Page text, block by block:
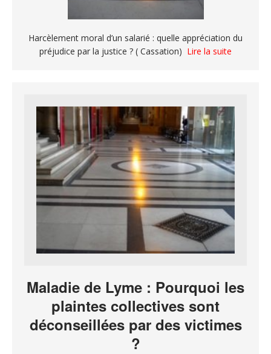
Harcèlement moral d’un salarié : quelle appréciation du
préjudice par la justice ? ( Cassation) Lire la suite
Maladie de Lyme : Pourquoi les
plaintes collectives sont
déconseillées par des victimes
?